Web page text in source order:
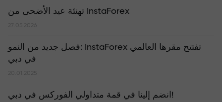
تهنئة عيد الأضحى من InstaForex
27.05.2026
​فصل جديد من النمو: InstaForex تفتتح مقرها العالمي
في دبي
20.01.2025
انضم إلينا في قمة متداولي الفوركس في دبي!